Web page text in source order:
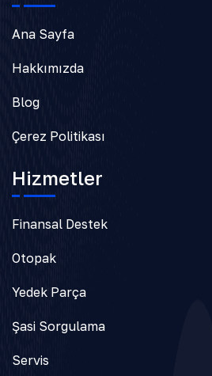
Ana Sayfa
Hakkımızda
Blog
Çerez Politikası
Hizmetler
Finansal Destek
Otopak
Yedek Parça
Şasi Sorgulama
Servis